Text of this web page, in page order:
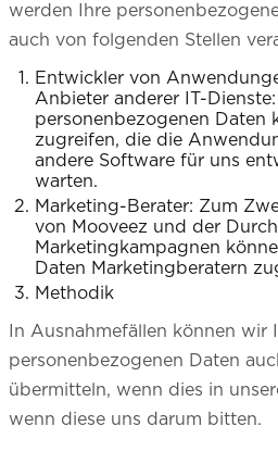
werden Ihre
auch von folgenden Stellen
Entwickler von
Anbieter anderer IT-
personenbezogenen Daten
zugreifen, die die
andere Software für uns
warten.
Marketing-Berater: Zum
von Mooveez und der
Marketingkampagnen
Daten Marketingberatern
Methodik
In Ausnahmefällen können wir
personenbezogenen Daten
übermitteln, wenn dies in
wenn diese uns darum bitten.